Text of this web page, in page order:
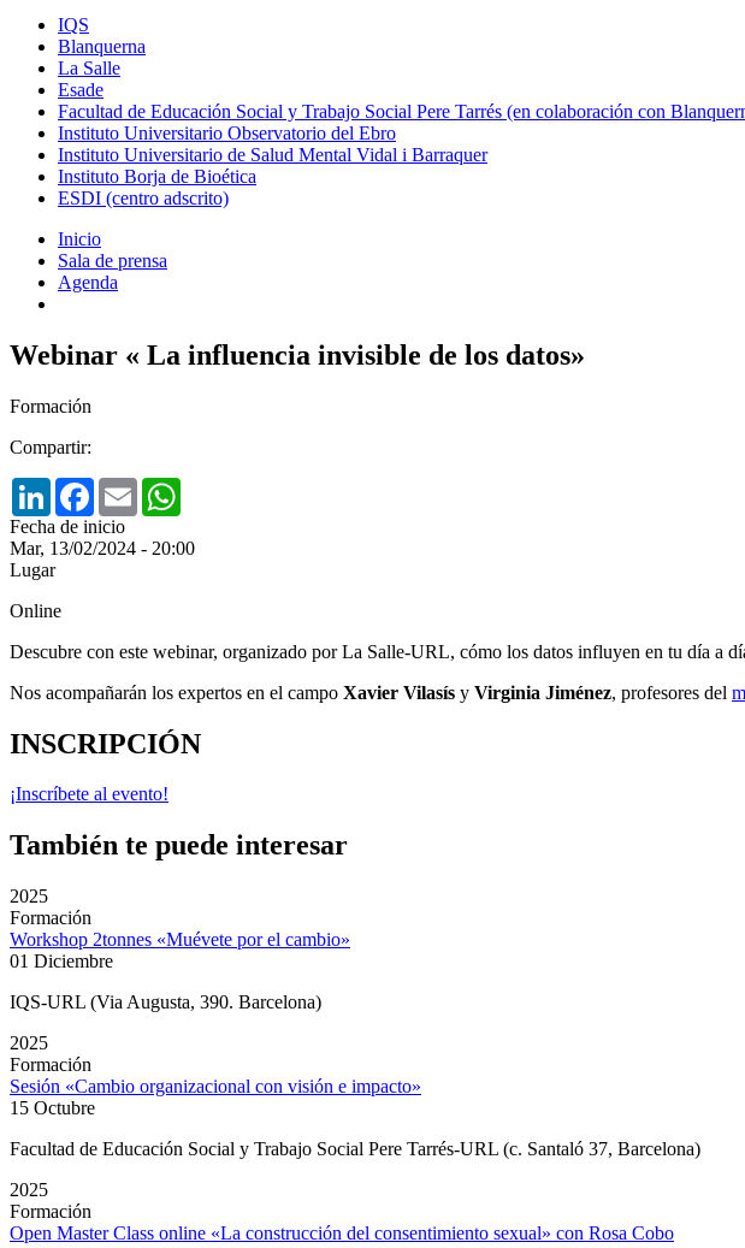
IQS
Blanquerna
La Salle
Esade
Facultad de Educación Social y Trabajo Social Pere Tarrés (en colaboración con
Instituto Universitario Observatorio del Ebro
Instituto Universitario de Salud Mental Vidal i Barraquer
Instituto Borja de Bioética
ESDI (centro adscrito)
Inicio
Sala de prensa
Agenda
Webinar « La influencia invisible de los datos»
Formación
Compartir:
LinkedInFacebook
Email
Fecha de inicio
Mar, 13/02/2024 - 20:00
Lugar
Online
Descubre con este webinar, organizado por La Salle-URL, cómo los datos influyen en tu día a
Nos acompañarán los expertos en el campo Xavier Vilasís y Virginia Jiménez, profesores del
INSCRIPCIÓN
¡Inscríbete al evento!
También te puede interesar
2025
Formación
Workshop 2tonnes «Muévete por el cambio»
01 Diciembre
IQS-URL (Via Augusta, 390. Barcelona)
2025
Formación
Sesión «Cambio organizacional con visión e impacto»
15 Octubre
Facultad de Educación Social y Trabajo Social Pere Tarrés-URL (c. Santaló 37, Barcelona)
2025
Formación
Open Master Class online «La construcción del consentimiento sexual» con Rosa Cobo